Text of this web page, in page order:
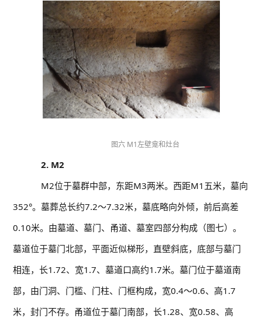
图六 M1左壁龛和灶台
2. M2
M2位于墓群中部，东距M3两米。西距M1五米，墓向
352°。墓葬总长约7.2～7.32米，墓底略向外倾，前后高差
0.10米。由墓道、墓门、甬道、墓室四部分构成（图七）。
墓道位于墓门北部，平面近似梯形，直壁斜底，底部与墓门
相连，长1.72、宽1.7、墓道口高约1.7米。墓门位于墓道南
部，由门洞、门槛、门柱、门框构成，宽0.4～0.6、高1.7
米，封门不存。甬道位于墓门南部，长1.28、宽0.58、高